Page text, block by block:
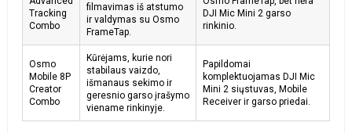
Tracking
Combo
filmavimas iš atstumo
ir valdymas su Osmo
FrameTap.
DJI Mic Mini 2 garso
rinkinio.
Osmo
Mobile 8P
Creator
Combo
Kūrėjams, kurie nori
stabilaus vaizdo,
išmanaus sekimo ir
geresnio garso įrašymo
viename rinkinyje.
Papildomai
komplektuojamas DJI Mic
Mini 2 siųstuvas, Mobile
Receiver ir garso priedai.